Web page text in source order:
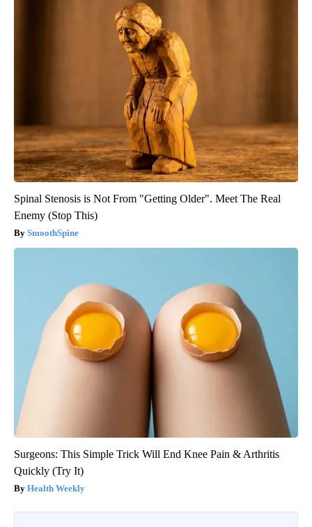
Spinal Stenosis is Not From "Getting Older". Meet The Real
Enemy (Stop This)
SmoothSpine
Surgeons: This Simple Trick Will End Knee Pain & Arthritis
Quickly (Try It)
Health Weekly